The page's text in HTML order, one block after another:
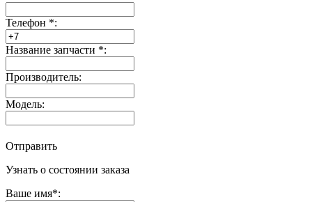
Телефон *:
Название запчасти *:
Производитель:
Модель:
Отправить
Узнать о состоянии заказа
Ваше имя*: